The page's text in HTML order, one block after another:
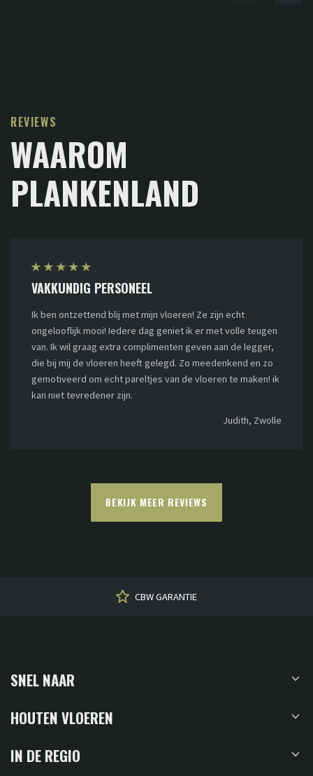
REVIEWS
WAAROM
PLANKENLAND
★ ★ ★ ★ ★
VAKKUNDIG PERSONEEL
Ik ben ontzettend blij met mijn vloeren! Ze zijn echt
ongelooflijk mooi! Iedere dag geniet ik er met volle teugen
van. Ik wil graag extra complimenten geven aan de legger,
die bij mij de vloeren heeft gelegd. Zo meedenkend en zo
gemotiveerd om echt pareltjes van de vloeren te maken! ik
kan niet tevredener zijn.
Judith, Zwolle
BEKIJK MEER REVIEWS
CBW GARANTIE
SNEL NAAR
HOUTEN VLOEREN
IN DE REGIO